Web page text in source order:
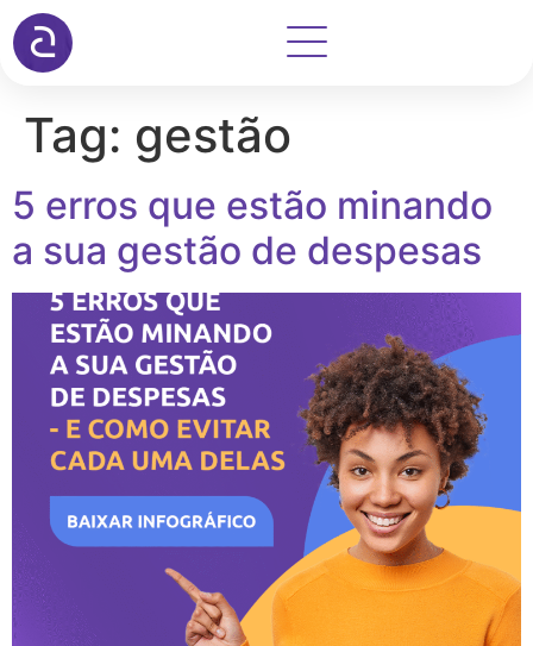
Tag: gestão
5 erros que estão minando
a sua gestão de despesas